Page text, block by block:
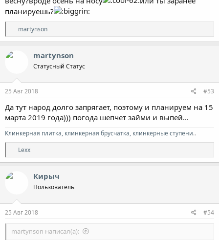
планируешь?
Р
е
а
:
martynson
martynson
Cтатусный Cтатус
25 Авг 2018 #53
Да тут народ долго запрягает, поэтому и планируем на 15
марта 2019 года))) погода шепчет займи и выпей...
Клинкерная плитка, клинкерная брусчатка, клинкерные ступени..
Р
е
а
:
Lexx
Кирыч
Пользователь
25 Авг 2018 #54
martynson написал(а):